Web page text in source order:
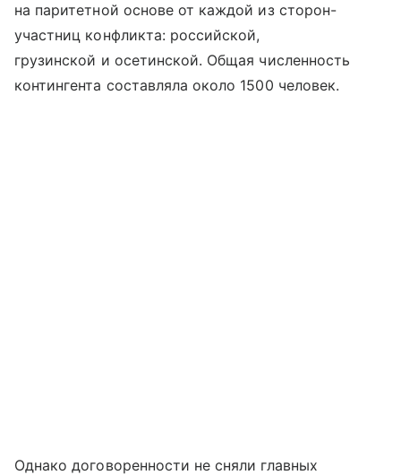
на паритетной основе от каждой из сторон-
участниц конфликта: российской,
грузинской и осетинской. Общая численность
контингента составляла около 1500 человек.
Однако договоренности не сняли главных